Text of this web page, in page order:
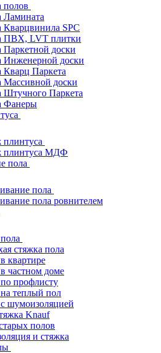
полов
Ламината
Кварцвинила SPC
ПВХ, LVT плитки
Паркетной доски
Инженерной доски
Кварц Паркета
Массивной доски
Штучного Паркета
Фанеры
плинтуса МДФ
пола
пола
пола ровнителем
стяжка пола
квартире
частном доме
профлисту
теплый пол
шумоизоляцией
Knauf
полов
и стяжка